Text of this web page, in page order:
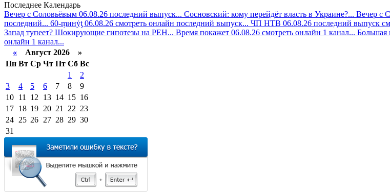
Последнее Календарь
Вечер с Соловьёвым 06.08.26 последний выпуск... Сосновский: кому перейдёт власть в Украине?... Вечер с
последний... 60-ṃинẏƫ 06.08.26 смотреть онлайн последний выпуск... ЧП НТВ 06.08.26 последний выпуск
Запад тупеет? Шокирующие гипотезы на РЕН... Время покажет 06.08.26 смотреть онлайн 1 канал... Большая
онлайн 1 канал...
« Август 2026 »
Пн Вт Ср Чт Пт Сб Вс
1
2
3
4 5 6 7 8
9
10 11 12 13 14 15 16
17 18 19 20 21 22 23
24 25 26 27 28 29 30
31